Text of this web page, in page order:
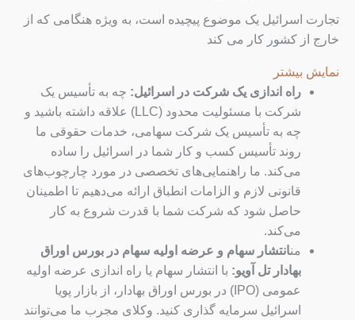
تجارت اسرائیل یک موضوع پیچیده است، به ویژه هنگامی که از
خارج از کشور کار می کند
نمایش بیشتر
راه اندازی یک شرکت در اسرائیل: چه به تأسیس یک
شرکت با مسئولیت محدود (LLC) علاقه داشته باشید و
چه به تأسیس یک شرکت سهامی، خدمات حقوقی ما
روند تأسیس کسب و کار شما در اسرائیل را ساده
می‌کند. ما راهنمایی‌های تخصصی در مورد چارچوب‌های
قانونی لازم و الزامات انطباق ارائه می‌دهیم تا اطمینان
حاصل شود که شرکت شما با قدرت شروع به کار
می‌کند.
منانتشار سهام و عرضه اولیه سهام در بورس اوراق
بهادار تل آویو: با انتشار سهام یا راه اندازی عرضه اولیه
عمومی (IPO) در بورس اوراق بهادار، از بازار پویا
اسرائیل سرمایه گذاری کنید. وکلای مجرب ما می‌توانند